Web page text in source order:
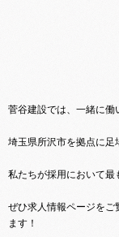
菅谷建設では、一緒に働
埼玉県所沢市を拠点に足
私たちが採用において最
ぜひ求人情報ページをご
ます！